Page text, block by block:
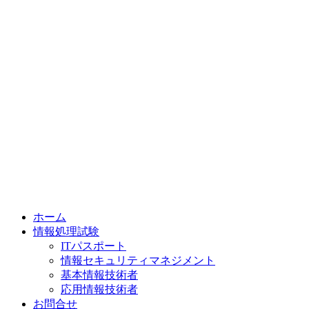
ホーム
情報処理試験
ITパスポート
情報セキュリティマネジメント
基本情報技術者
応用情報技術者
お問合せ